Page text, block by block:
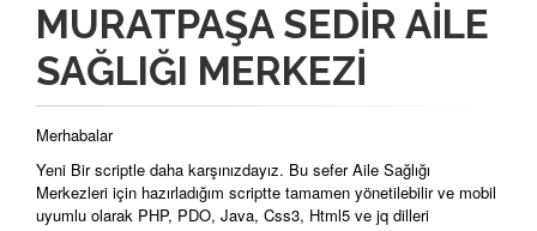
MURATPAŞA SEDIR AILE
SAĞLIĞI MERKEZI
Merhabalar
Yeni Bir scriptle daha karşınızdayız. Bu sefer Aile Sağlığı
Merkezleri için hazırladığım scriptte tamamen yönetilebilir ve mobil
uyumlu olarak PHP, PDO, Java, Css3, Html5 ve jq dilleri